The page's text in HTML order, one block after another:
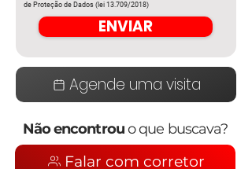
de Proteção de Dados (lei 13.709/2018)
ENVIAR
Agende uma visita
Não encontrouo que buscava?
Falar com corretor